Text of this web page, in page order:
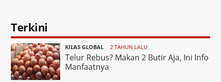
Terkini
KILAS GLOBAL 2 TAHUN LALU
Telur Rebus? Makan 2 Butir Aja, Ini Info
Manfaatnya